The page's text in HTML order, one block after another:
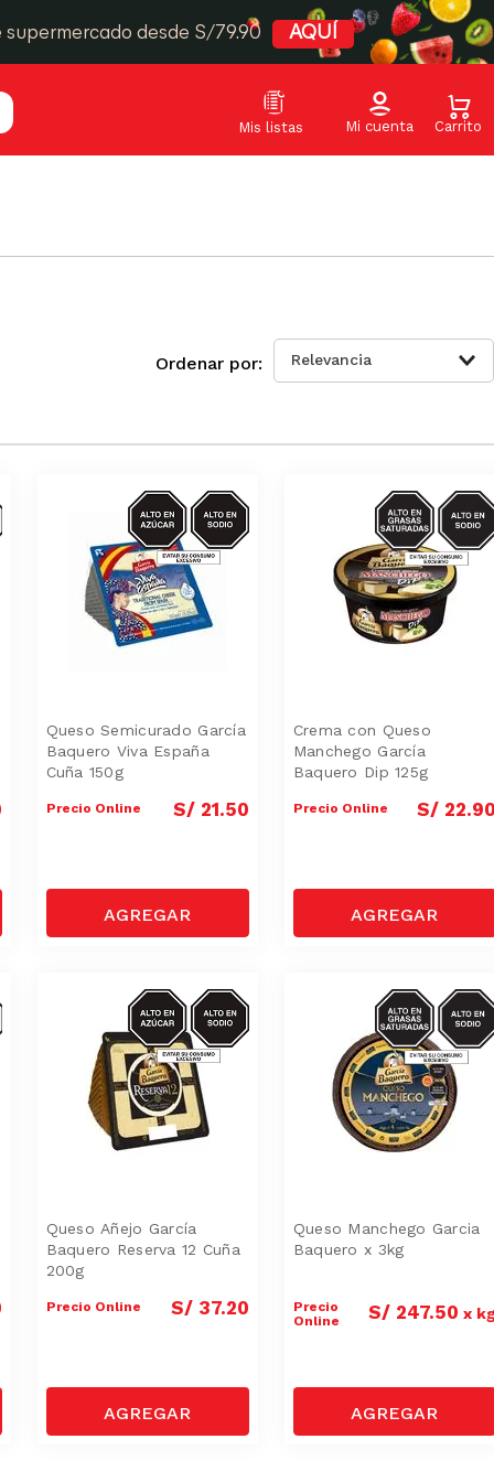
desde S/79.90 AQUÍ
Relevancia
AZUCAR/SODIO
Queso Semicurado García
Baquero Viva España
Cuña 150g
Precio Online S/ 21.50
SODIO/
SAT
Crema con Queso
Manchego García
Baquero Dip 125g
Precio Online S/ 22.
AZUCAR/SODIO
Queso Añejo García
Baquero Reserva 12 Cuña
200g
Precio Online S/ 37.20
SODIO/
SAT
Queso Manchego Garcia
Baquero x 3kg
Precio
Online
S/ 247.50 x